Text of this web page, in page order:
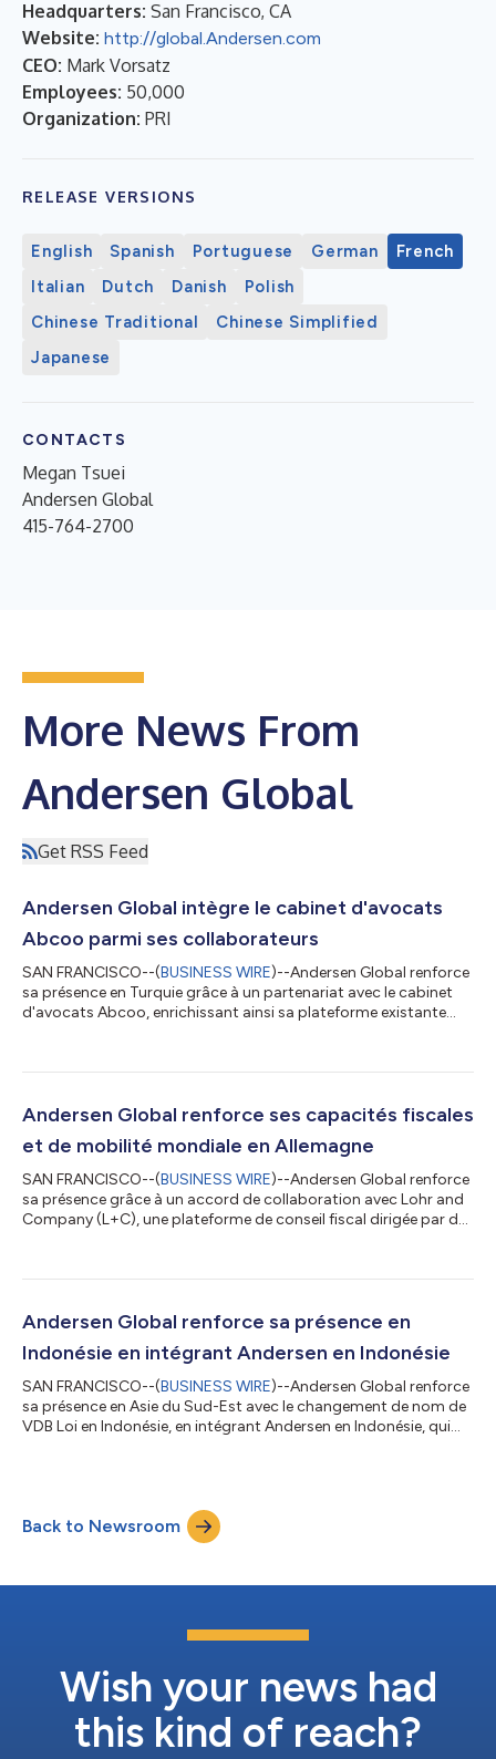
Headquarters: San Francisco, CA
Website: http://global.Andersen.com
CEO: Mark Vorsatz
Employees: 50,000
Organization: PRI
RELEASE VERSIONS
English Spanish Portuguese German
French
Italian
Dutch Danish
Polish
Chinese Traditional
Chinese Simplified
Japanese
CONTACTS
Megan Tsuei
Andersen Global
415-764-2700
More News From
Andersen Global
Get RSS Feed
Andersen Global intègre le cabinet d'avocats
Abcoo parmi ses collaborateurs
SAN FRANCISCO--(BUSINESS WIRE)--Andersen Global renforce
sa présence en Turquie grâce à un partenariat avec le cabinet
d'avocats Abcoo, enrichissant ainsi sa plateforme existante
internationaux dans de nombreux domaines juridiques, grâce à
la construction, en règlement des litiges, en droit du travail, en
Andersen Global renforce ses capacités fiscales
et de mobilité mondiale en Allemagne
SAN FRANCISCO--(BUSINESS WIRE)--Andersen Global renforce
sa présence grâce à un accord de collaboration avec Lohr and
Company (L+C), une plateforme de conseil fiscal dirigée par des
mobilité mondiale et de prix de transfert. Basée en Allemagne et
et entreprises familiales, des family offices, des fondation...
Andersen Global renforce sa présence en
Indonésie en intégrant Andersen en Indonésie
SAN FRANCISCO--(BUSINESS WIRE)--Andersen Global renforce
sa présence en Asie du Sud-Est avec le changement de nom de
VDB Loi en Indonésie, en intégrant Andersen en Indonésie, qui
le marché indonésien. Le cabinet combine une longue
expérience du marché avec une approche pragmatique visant à
Back to Newsroom
Wish your news had
this kind of reach?